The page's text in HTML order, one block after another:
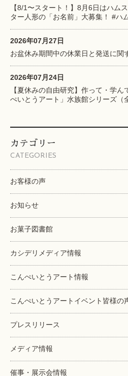
【8/1〜スタート！】8月6日はハム
ター人形の「お名前」大募集！ #ハ
2026年07月27日
お盆休み期間中の休業日と発送に関
2026年07月24日
【夏休みの自由研究】作って・学
ぺいとうアート」水族館シリーズ（
カテゴリー
CATEGORIES
お客様の声
お知らせ
お菓子図書館
カシデリメディア情報
こんぺいとうアート情報
こんぺいとうアートイベント皆様の
プレスリリース
メディア情報
催事・展示会情報